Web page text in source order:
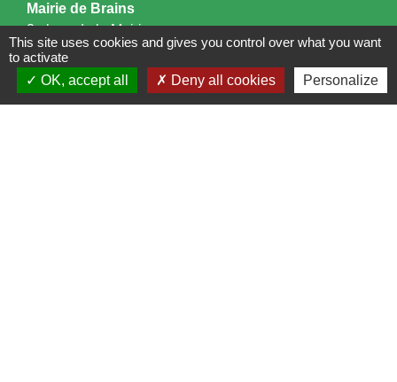
Mairie de Brains
2 place de la Mairie
44830 Brains - FRANCE
+33 2 40 65 51 30
Contact par formulaire
This site uses cookies and gives you control over what you want
to activate
OK, accept all
Deny all cookies Personalize